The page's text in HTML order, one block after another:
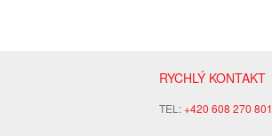
RYCHLÝ KONTAKT
TEL:+420 608 270 801